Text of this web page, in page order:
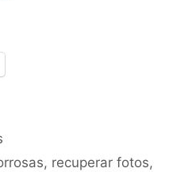
, recuperar fotos,